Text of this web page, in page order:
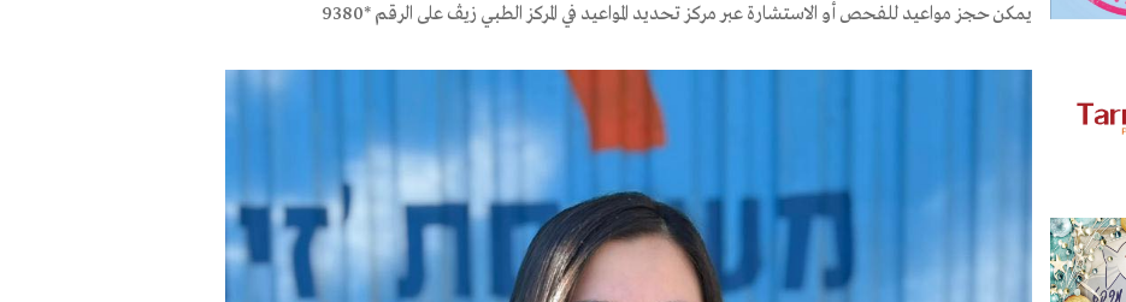
يمكن حجز مواعيد للفحص أو الاستشارة عبر مركز تحديد المواعيد في المركز الطبي زيڤ على الرقم *9380